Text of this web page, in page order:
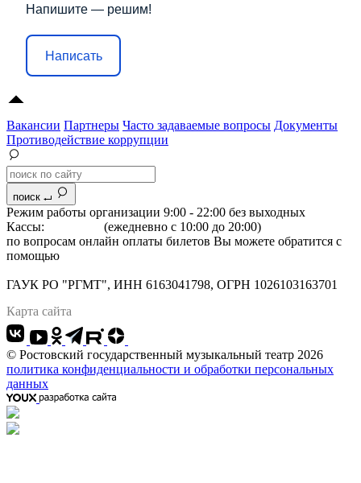
Напишите — решим!
Написать
Вакансии Партнеры Часто задаваемые вопросы Документы
Противодействие коррупции
поиск
Режим работы организации 9:00 - 22:00 без выходных
Кассы:
(ежедневно с 10:00 до 20:00)
по вопросам онлайн оплаты билетов Вы можете обратится с
помощью
ГАУК РО "РГМТ", ИНН 6163041798, ОГРН 1026103163701
Карта сайта
© Ростовский государственный музыкальный театр 2026
политика конфиденциальности и обработки персональных
данных